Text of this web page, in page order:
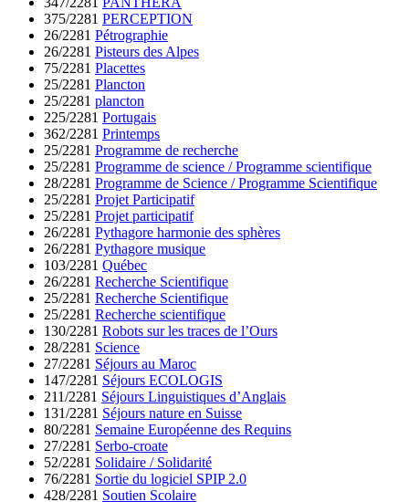
375/2281 PERCEPTION
26/2281 Pétrographie
26/2281 Pisteurs des Alpes
75/2281 Placettes
25/2281 Plancton
25/2281 plancton
225/2281 Portugais
362/2281 Printemps
25/2281 Programme de recherche
25/2281 Programme de science / Programme scientifique
28/2281 Programme de Science / Programme Scientifique
25/2281 Projet Participatif
25/2281 Projet participatif
26/2281 Pythagore harmonie des sphères
26/2281 Pythagore musique
103/2281 Québec
26/2281 Recherche Scientifique
25/2281 Recherche Scientifique
25/2281 Recherche scientifique
130/2281 Robots sur les traces de l’Ours
28/2281 Science
27/2281 Séjours au Maroc
147/2281 Séjours ECOLOGIS
211/2281 Séjours Linguistiques d’Anglais
131/2281 Séjours nature en Suisse
80/2281 Semaine Européenne des Requins
27/2281 Serbo-croate
52/2281 Solidaire / Solidarité
76/2281 Sortie du logiciel SPIP 2.0
428/2281 Soutien Scolaire